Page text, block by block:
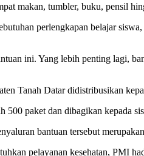
makan, tumbler, buku, pensil
perlengkapan belajar
ini. Yang lebih penting lagi,
Tanah Datar didistribusikan
paket dan dibagikan kepada
bantuan tersebut
pelayanan kesehatan, PMI